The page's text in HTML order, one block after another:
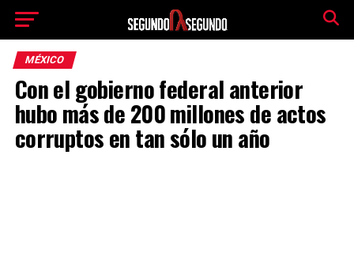
MÉXICO
Con el gobierno federal anterior
hubo más de 200 millones de actos
corruptos en tan sólo un año